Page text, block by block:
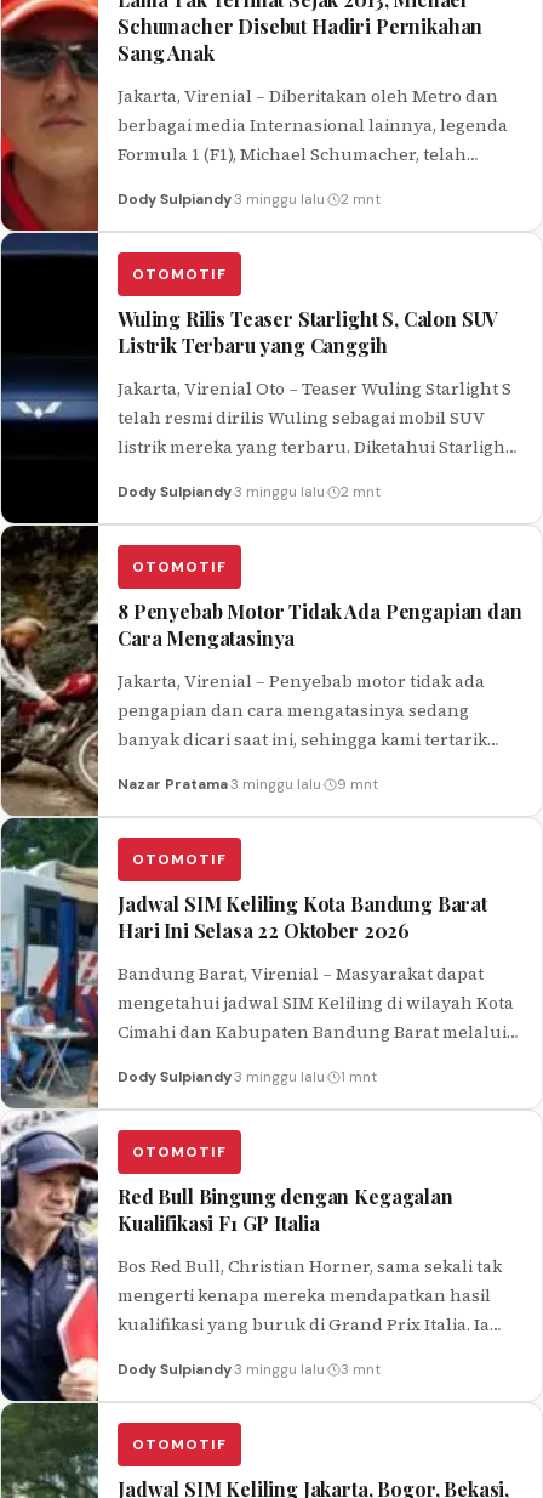
Schumacher Disebut Hadiri Pernikahan
Sang Anak
Jakarta, Virenial – Diberitakan oleh Metro dan
berbagai media Internasional lainnya, legenda
Formula 1 (F1), Michael Schumacher, telah
kalinya…
Dody Sulpiandy·3 minggu lalu· 2 mnt
OTOMOTIF
Wuling Rilis Teaser Starlight S, Calon SUV
Listrik Terbaru yang Canggih
Jakarta, Virenial Oto – Teaser Wuling Starlight S
telah resmi dirilis Wuling sebagai mobil SUV
listrik mereka yang terbaru. Diketahui Starlight
Dody Sulpiandy·3 minggu lalu· 2 mnt
OTOMOTIF
8 Penyebab Motor Tidak Ada Pengapian dan
Cara Mengatasinya
Jakarta, Virenial – Penyebab motor tidak ada
pengapian dan cara mengatasinya sedang
banyak dicari saat ini, sehingga kami tertarik
informasinya secara…
Nazar Pratama·3 minggu lalu· 9 mnt
OTOMOTIF
Jadwal SIM Keliling Kota Bandung Barat
Hari Ini Selasa 22 Oktober 2026
Bandung Barat, Virenial – Masyarakat dapat
mengetahui jadwal SIM Keliling di wilayah Kota
Cimahi dan Kabupaten Bandung Barat melalui
Dody Sulpiandy·3 minggu lalu· 1 mnt
OTOMOTIF
Red Bull Bingung dengan Kegagalan
Kualifikasi F1 GP Italia
Bos Red Bull, Christian Horner, sama sekali tak
mengerti kenapa mereka mendapatkan hasil
kualifikasi yang buruk di Grand Prix Italia. Ia
Dody Sulpiandy·3 minggu lalu· 3 mnt
OTOMOTIF
Jadwal SIM Keliling Jakarta, Bogor, Bekasi,